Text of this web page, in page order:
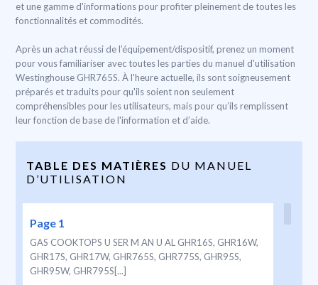
et une gamme d'informations pour profiter pleinement de toutes les
fonctionnalités et commodités.
Après un achat réussi de l’équipement/dispositif, prenez un moment
pour vous familiariser avec toutes les parties du manuel d'utilisation
Westinghouse GHR765S. À l'heure actuelle, ils sont soigneusement
préparés et traduits pour qu'ils soient non seulement
compréhensibles pour les utilisateurs, mais pour qu’ils remplissent
leur fonction de base de l'information et d’aide.
TABLE DES MATIÈRES DU MANUEL
D’UTILISATION
Page 1
GAS COOKTOPS U SER M AN U AL GHR16S, GHR16W,
GHR17S, GHR17W, GHR765S, GHR775S, GHR95S,
GHR95W, GHR795S[...]